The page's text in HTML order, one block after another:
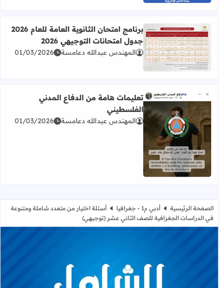
اقرأ المزيد عن برنامج امتحان الثانوية العامة للعام 2026 جدول امتحانات التوجيهي 2026
برنامج امتحان الثانوية العامة للعام 2026
جدول امتحانات التوجيهي 2026
المهندس عبدالله دعامسة 01/03/2026
اقرأ المزيد عن تعليمات هامة من الدفاع المدني الفلسطيني
تعليمات هامة من الدفاع المدني
الفلسطيني
المهندس عبدالله دعامسة 01/03/2026
الصفحة الرئيسية أدبي م1 - جغرافيا
أسئلة اختيار من متعدد شاملة ومتنوعة
في الدراسات الجغرافية للصف الثاني عشر (توجيهي)